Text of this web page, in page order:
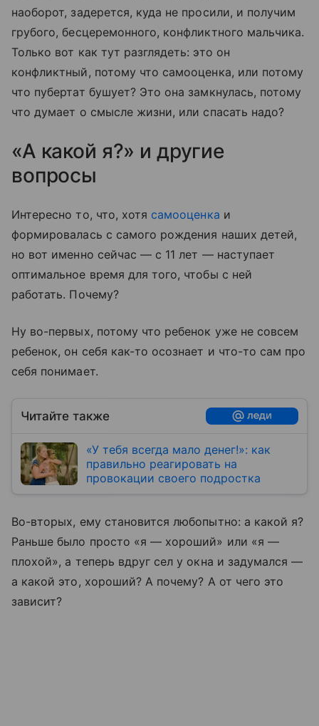
наоборот, задерется, куда не просили, и получим
грубого, бесцеремонного, конфликтного мальчика.
Только вот как тут разглядеть: это он
конфликтный, потому что самооценка, или потому
что пубертат бушует? Это она замкнулась, потому
что думает о смысле жизни, или спасать надо?
«А какой я?» и другие
вопросы
Интересно то, что, хотя самооценка и
формировалась с самого рождения наших детей,
но вот именно сейчас — с 11 лет — наступает
оптимальное время для того, чтобы с ней
работать. Почему?
Ну во-первых, потому что ребенок уже не совсем
ребенок, он себя как-то осознает и что-то сам про
себя понимает.
Читайте также
«У тебя всегда мало денег!»: как
правильно реагировать на
провокации своего подростка
Во-вторых, ему становится любопытно: а какой я?
Раньше было просто «я — хороший» или «я —
плохой», а теперь вдруг сел у окна и задумался —
а какой это, хороший? А почему? А от чего это
зависит?